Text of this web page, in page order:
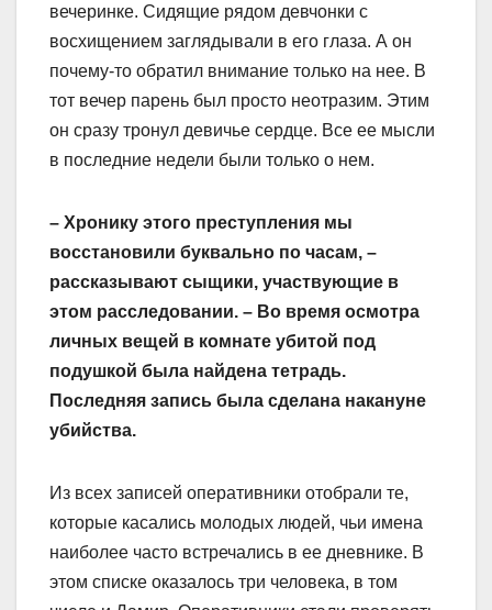
вечеринке. Сидящие рядом девчонки с
восхищением заглядывали в его глаза. А он
почему-то обратил внимание только на нее. В
тот вечер парень был просто неотразим. Этим
он сразу тронул девичье сердце. Все ее мысли
в последние недели были только о нем.
– Хронику этого преступления мы
восстановили буквально по часам, –
рассказывают сыщики, участвующие в
этом расследовании. – Во время осмотра
личных вещей в комнате убитой под
подушкой была найдена тетрадь.
Последняя запись была сделана накануне
убийства.
Из всех записей оперативники отобрали те,
которые касались молодых людей, чьи имена
наиболее часто встречались в ее дневнике. В
этом списке оказалось три человека, в том